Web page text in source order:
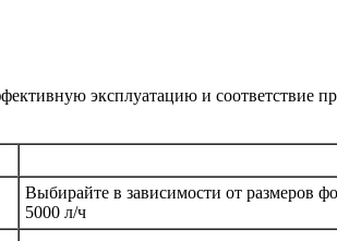
эксплуатацию и
Выбирайте в зависимости от размеров
5000 л/ч